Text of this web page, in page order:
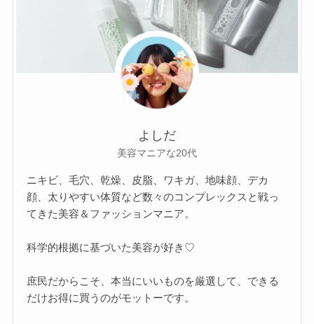
よしだ
美容マニアな20代
ニキビ、毛穴、乾燥、皮脂、ワキガ、地味顔、デカ
顔、太りやすい体質など数々のコンプレックスと戦っ
てきた美容＆ファッションマニア。
科学的根拠に基づいた美容が好き♡
庶民だからこそ、本当にいいものを厳選して、できる
だけお得に買うのがモットーです。